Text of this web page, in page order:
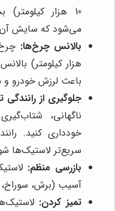
10 هزار
می‌شود که سایش
بالانس چرخ‌ها:
هزار کیلومتر)
باعث لرزش خودرو
جلوگیری از رانندگی
ناگهانی،
خودداری کنید.
سریع‌تر لاستیک‌ها
بازرسی منظم:
آسیب (برش، سوراخ،
تمیز کردن: